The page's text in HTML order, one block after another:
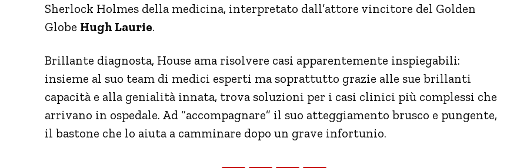
Sherlock Holmes della medicina, interpretato dall’attore vincitore del Golden
Globe Hugh Laurie.
Brillante diagnosta, House ama risolvere casi apparentemente inspiegabili:
insieme al suo team di medici esperti ma soprattutto grazie alle sue brillanti
capacità e alla genialità innata, trova soluzioni per i casi clinici più complessi che
arrivano in ospedale. Ad “accompagnare” il suo atteggiamento brusco e pungente,
il bastone che lo aiuta a camminare dopo un grave infortunio.